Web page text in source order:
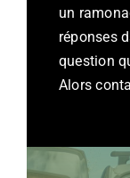
un
réponses
question
Alors